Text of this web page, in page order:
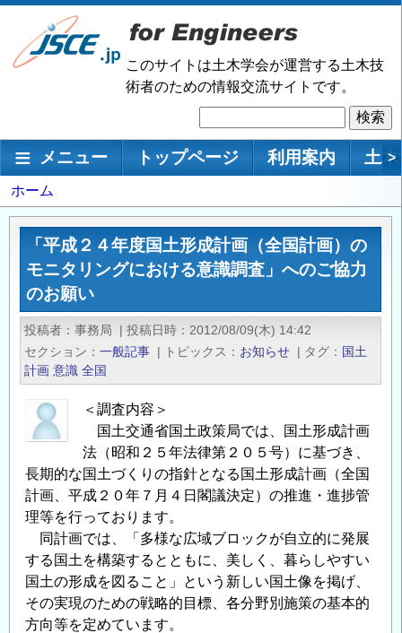
メ
ン
移
このサイトは土木学会が運営する土木技
術者のための情報交流サイトです。
索
メインナビゲーション
メニュー トップページ 利用案内 土 >
パ
ン
ず
ホーム
「平成２４年度国土形成計画（全国計画）の
モニタリングにおける意識調査」へのご協力
のお願い
投稿者 事務局 | 投稿日時
2012/08/09(木) 14:42
セクション
一般記事 | トピックス お知らせ | タグ
国土
計画 意識 全国
＜調査内容＞
国土交通省国土政策局では、国土形成計画
法（昭和２５年法律第２０５号）に基づき、
長期的な国土づくりの指針となる国土形成計画（全国
計画、平成２０年７月４日閣議決定）の推進・進捗管
理等を行っております。
同計画では、「多様な広域ブロックが自立的に発展
する国土を構築するとともに、美しく、暮らしやすい
国土の形成を図ること」という新しい国土像を掲げ、
その実現のための戦略的目標、各分野別施策の基本的
方向等を定めています。